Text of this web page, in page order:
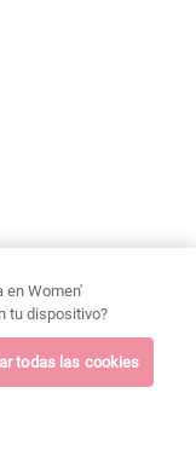
en Women'
tu dispositivo?
todas las cookies